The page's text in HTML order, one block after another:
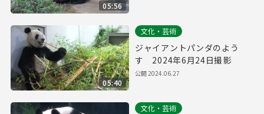
05:56
05:40
文化・芸術
ジャイアントパンダのよう
す 2024年6月24日撮影
公開2024.06.27
文化・芸術